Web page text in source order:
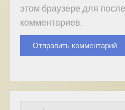
этом браузере для
комментариев.